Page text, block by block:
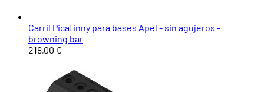
Carril Picatinny para bases Apel - sin agujeros -
browning bar
218,00 €